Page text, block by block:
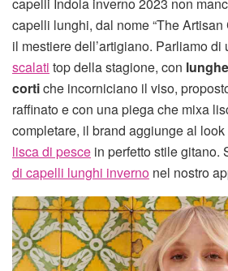
capelli lunghi, dal nome “The Artisan
il mestiere dell’artigiano. Parliamo di
scalati top della stagione, con
cortiche incorniciano il viso,
raffinato e con una piega che mixa
completare, il brand aggiunge al
lisca di pesce in perfetto stile gitano.
di capelli lunghi inverno nel nostro